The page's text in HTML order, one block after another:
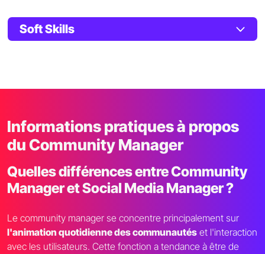
Soft Skills
Informations pratiques à propos
du Community Manager
Quelles différences entre Community
Manager et Social Media Manager ?
Le community manager se concentre principalement sur
l'animation quotidienne des communautés et l'interaction
avec les utilisateurs. Cette fonction a tendance à être de